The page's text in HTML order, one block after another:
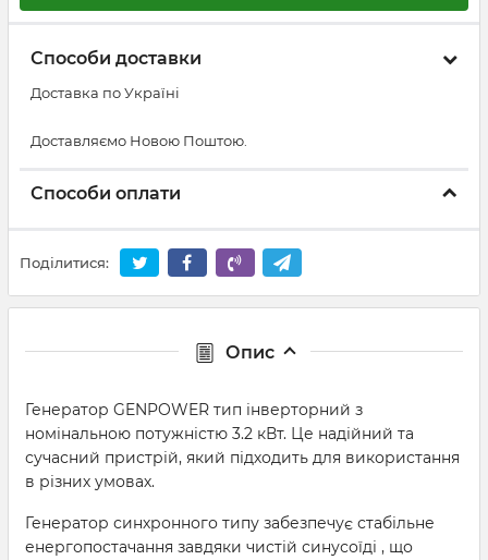
Способи доставки
Доставка по Україні
Доставляємо Новою Поштою.
Способи оплати
Поділитися:
Опис
Генератор GENPOWER тип інверторний з
номінальною потужністю 3.2 кВт. Це надійний та
сучасний пристрій, який підходить для використання
в різних умовах.
Генератор синхронного типу забезпечує стабільне
енергопостачання завдяки чистій синусоїді , що